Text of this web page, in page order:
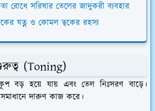
রোধে সরিষার তেলের জাদুকরী ব্যবহার
যত্ন ও কোমল ত্বকের রহস্য
(Toning)
বড় হয়ে যায় এবং তেল নিঃসরণ বাড়ে।
দারুণ কাজ করে।